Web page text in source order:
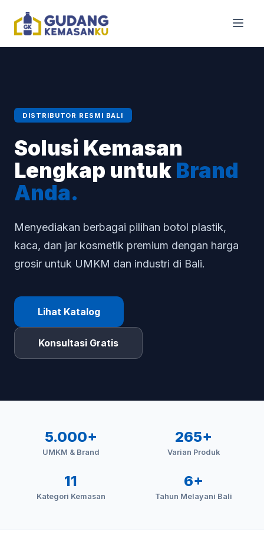
DISTRIBUTOR RESMI BALI
Solusi Kemasan
Lengkap untuk Brand
Anda.
Menyediakan berbagai pilihan botol plastik,
kaca, dan jar kosmetik premium dengan harga
grosir untuk UMKM dan industri di Bali.
Lihat Katalog
Konsultasi Gratis
5.000+
UMKM & Brand
265+
Varian Produk
11
Kategori Kemasan
6+
Tahun Melayani Bali